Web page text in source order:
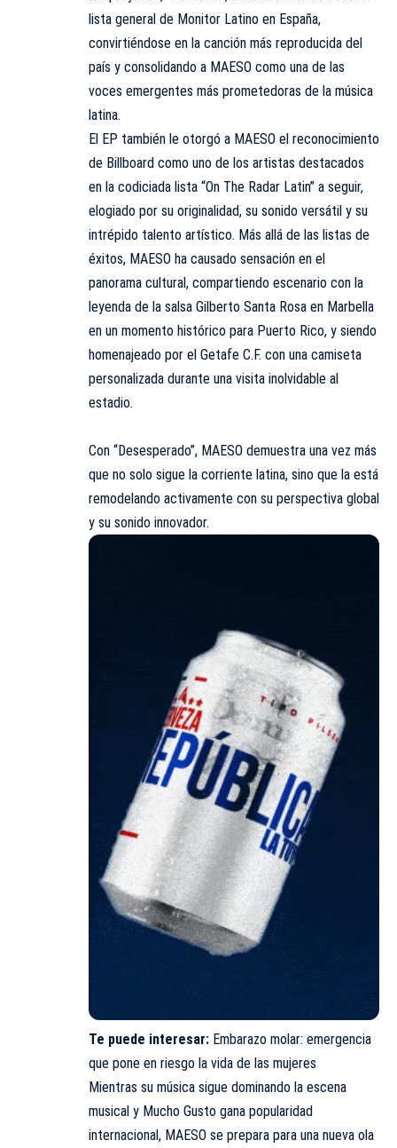
lista general de Monitor Latino en España,
convirtiéndose en la canción más reproducida del
país y consolidando a MAESO como una de las
voces emergentes más prometedoras de la música
latina.
El EP también le otorgó a MAESO el reconocimiento
de Billboard como uno de los artistas destacados
en la codiciada lista “On The Radar Latin” a seguir,
elogiado por su originalidad, su sonido versátil y su
intrépido talento artístico. Más allá de las listas de
éxitos, MAESO ha causado sensación en el
panorama cultural, compartiendo escenario con la
leyenda de la salsa Gilberto Santa Rosa en Marbella
en un momento histórico para Puerto Rico, y siendo
homenajeado por el Getafe C.F. con una camiseta
personalizada durante una visita inolvidable al
estadio.
Con “Desesperado”, MAESO demuestra una vez más
que no solo sigue la corriente latina, sino que la está
remodelando activamente con su perspectiva global
y su sonido innovador.
Te puede interesar: Embarazo molar: emergencia
que pone en riesgo la vida de las mujeres
Mientras su música sigue dominando la escena
musical y Mucho Gusto gana popularidad
internacional, MAESO se prepara para una nueva ola